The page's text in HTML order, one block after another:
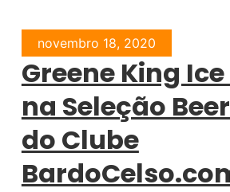
novembro 18, 2020
Greene King
na Seleção
do Clube